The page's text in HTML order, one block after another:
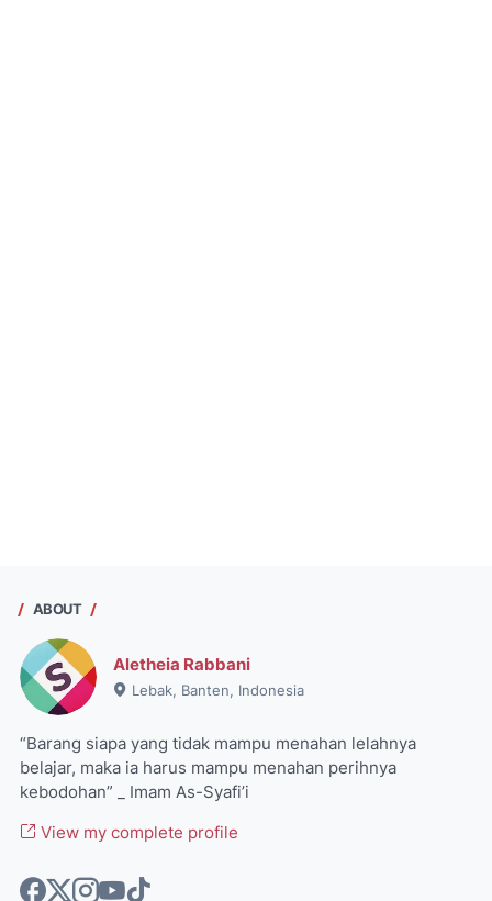
ABOUT
Aletheia Rabbani
Lebak, Banten, Indonesia
“Barang siapa yang tidak mampu menahan lelahnya
belajar, maka ia harus mampu menahan perihnya
kebodohan” _ Imam As-Syafi’i
View my complete profile